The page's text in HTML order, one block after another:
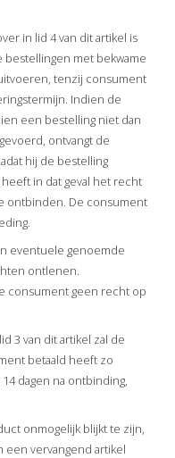
in lid 4 van dit artikel is
met bekwame
tenzij consument
Indien de
een bestelling niet dan
ontvangt de
hij de bestelling
in dat geval het recht
ontbinden. De consument
eventuele genoemde
ontlenen.
consument geen recht op
3 van dit artikel zal de
betaald heeft zo
dagen na ontbinding,
onmogelijk blijkt te zijn,
vervangend artikel